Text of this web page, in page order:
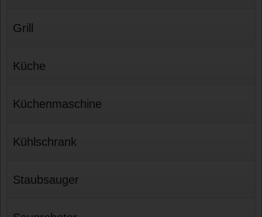
Grill
Küche
Küchenmaschine
Kühlschrank
Staubsauger